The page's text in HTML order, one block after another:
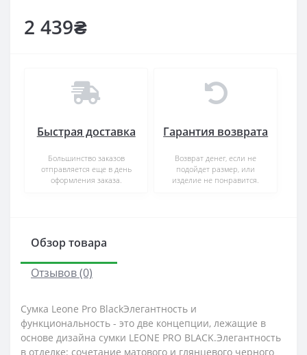
2 439₴
Быстрая доставка
Большинство заказов
отправляется еще в день
оформления заказа.
Гарантия возврата
Возврат денег, если не
подойдет размер, или
изделие не понравится.
Обзор товара
Отзывов (0)
Сумка Leone Pro BlackЭлегантность и
функциональность - это две концепции, лежащие в
основе дизайна сумки LEONE PRO BLACK.Элегантность
в отделке: сочетание матового и глянцевого черного